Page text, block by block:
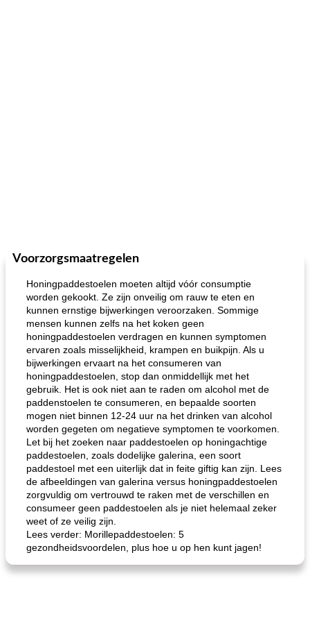
Voorzorgsmaatregelen
Honingpaddestoelen moeten altijd vóór consumptie
worden gekookt. Ze zijn onveilig om rauw te eten en
kunnen ernstige bijwerkingen veroorzaken. Sommige
mensen kunnen zelfs na het koken geen
honingpaddestoelen verdragen en kunnen symptomen
ervaren zoals misselijkheid, krampen en buikpijn. Als u
bijwerkingen ervaart na het consumeren van
honingpaddestoelen, stop dan onmiddellijk met het
gebruik. Het is ook niet aan te raden om alcohol met de
paddenstoelen te consumeren, en bepaalde soorten
mogen niet binnen 12-24 uur na het drinken van alcohol
worden gegeten om negatieve symptomen te voorkomen.
Let bij het zoeken naar paddestoelen op honingachtige
paddestoelen, zoals dodelijke galerina, een soort
paddestoel met een uiterlijk dat in feite giftig kan zijn. Lees
de afbeeldingen van galerina versus honingpaddestoelen
zorgvuldig om vertrouwd te raken met de verschillen en
consumeer geen paddestoelen als je niet helemaal zeker
weet of ze veilig zijn.
Lees verder: Morillepaddestoelen: 5
gezondheidsvoordelen, plus hoe u op hen kunt jagen!